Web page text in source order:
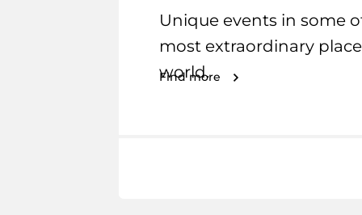
Unique events in some
most extraordinary
world.
Find more